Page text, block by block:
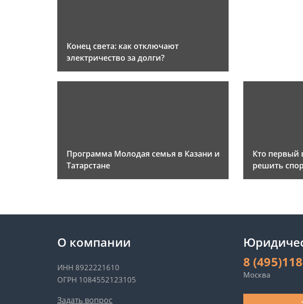
Конец света: как отключают
электричество за долги?
Программа Молодая семья в Казани и
Татарстане
Кто первый
решить
О компании
ИНН 8922221610
ОГРН 1084552123105
Задать вопрос
8
Москва